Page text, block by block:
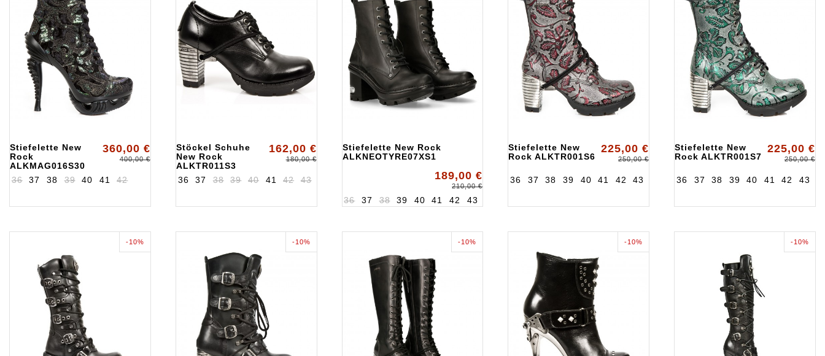
Stiefelette New
Rock
ALKMAG016S30
360,00 €
400,00 €
36 37 38 39 40 41 42
Stöckel Schuhe
New Rock
ALKTR011S3
162,00 €
180,00 €
36 37 38 39 40 41 42 43
Stiefelette New Rock
ALKNEOTYRE07XS1
189,00 €
210,00 €
36 37 38 39 40 41 42 43
Stiefelette New
Rock ALKTR001S6
225,00 €
250,00 €
36 37 38 39 40 41 42 43
Stiefelette New
Rock ALKTR001S7
225,00 €
250,00 €
36 37 38 39 40 41 42 43
-10% -10% -10% -10% -10%